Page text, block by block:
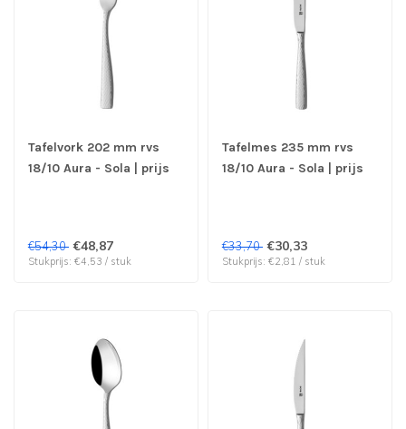
Tafelvork 202 mm rvs
18/10 Aura - Sola | prijs
€54,30 €48,87
Stukprijs: €4,53 / stuk
Tafelmes 235 mm rvs
18/10 Aura - Sola | prijs
€33,70 €30,33
Stukprijs: €2,81 / stuk